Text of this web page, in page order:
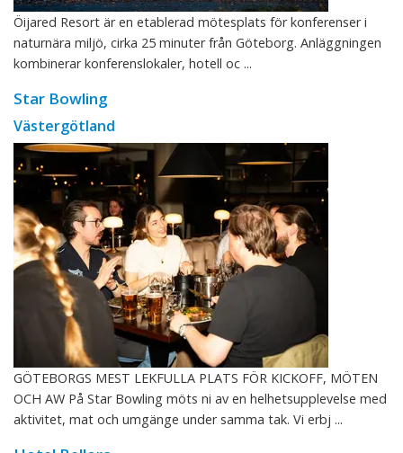
Öijared Resort är en etablerad mötesplats för konferenser i
naturnära miljö, cirka 25 minuter från Göteborg. Anläggningen
kombinerar konferenslokaler, hotell oc ...
Star Bowling
Västergötland
GÖTEBORGS MEST LEKFULLA PLATS FÖR KICKOFF, MÖTEN
OCH AW På Star Bowling möts ni av en helhetsupplevelse med
aktivitet, mat och umgänge under samma tak. Vi erbj ...